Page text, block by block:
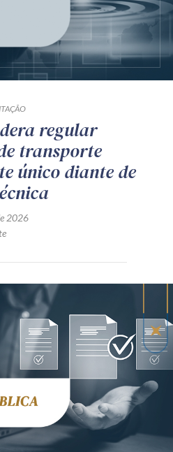
regular
transporte
único diante de
2026